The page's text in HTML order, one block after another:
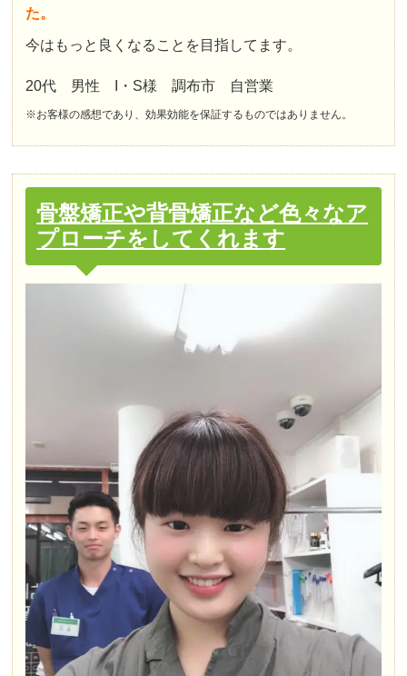
た。
今はもっと良くなることを目指してます。
20代 男性 I・S様 調布市 自営業
※お客様の感想であり、効果効能を保証するものではありません。
骨盤矯正や背骨矯正など色々なア
プローチをしてくれます